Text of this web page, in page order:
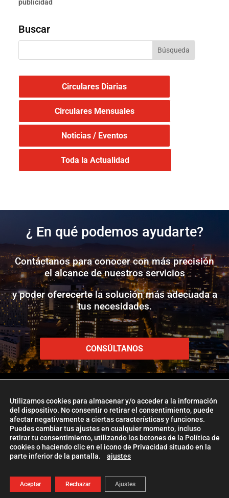
publicidad
Buscar
Circulares Diarias
Circulares Mensuales
Noticias / Eventos
Toda la Actualidad
¿ En qué podemos ayudarte?
Contáctanos para conocer con más precisión
el alcance de nuestros servicios
y poder oferecerte la solución más adecuada a
tus necesidades.
CONSÚLTANOS
www.etlglobaladd.com
Copyright 2024 © ETL GLOBAL ADD
La Firma ETL Global|Política de Cookies
Utilizamos cookies para almacenar y/o acceder a la información
del dispositivo. No consentir o retirar el consentimiento, puede
afectar negativamente a ciertas características y funciones.
Puedes cambiar tus ajustes en cualquier momento, incluso
retirar tu consentimiento, utilizando los botones de la Política de
cookies o haciendo clic en el icono de Privacidad situado en la
parte inferior de la pantalla. ajustes
Aceptar Rechazar Ajustes